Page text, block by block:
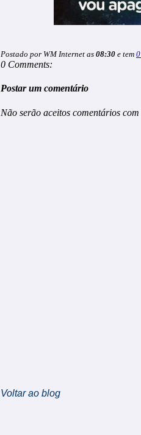
Postado por WM Internet as 08:30 e tem
0 Comments:
Postar um comentário
Não serão aceitos comentários
Voltar ao blog